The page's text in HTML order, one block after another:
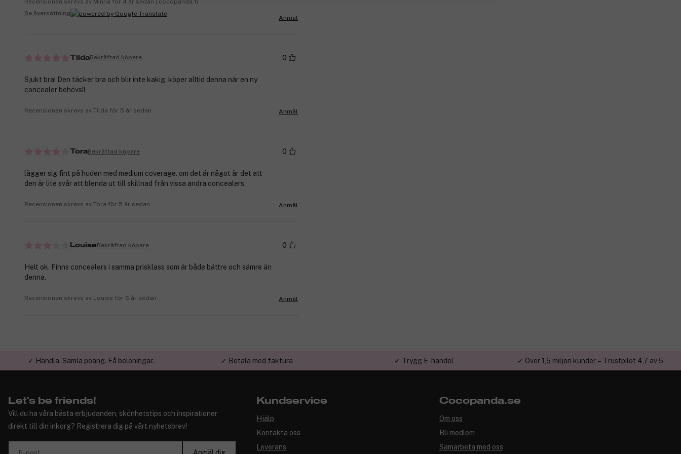
Se översättning
Anmäl
TildaBekräftad köpare 0
Sjukt bra! Den täcker bra och blir inte kakig, köper alltid denna när en ny
concealer behövs!!
Recensionen skrevs av Tilda för 5 år sedan Anmäl
ToraBekräftad köpare 0
lägger sig fint på huden med medium coverage. om det är något är det att
den är lite svår att blenda ut till skillnad från vissa andra concealers
Recensionen skrevs av Tora för 5 år sedan Anmäl
LouiseBekräftad köpare 0
Helt ok. Finns concealers i samma prisklass som är både bättre och sämre än
denna.
Recensionen skrevs av Louise för 6 år sedan Anmäl
✓ Handla. Samla poäng. Få belöningar. ✓ Betala med faktura ✓ Trygg E-handel ✓ Över 1,5 miljon kunder – Trustpilot 4,7 av 5
Let's be friends!
Vill du ha våra bästa erbjudanden, skönhetstips och inspirationer
direkt till din inkorg? Registrera dig på vårt nyhetsbrev!
Kundservice
Hjälp
Kontakta oss
Leverans
Cocopanda.se
Om oss
Bli medlem
Samarbeta med oss